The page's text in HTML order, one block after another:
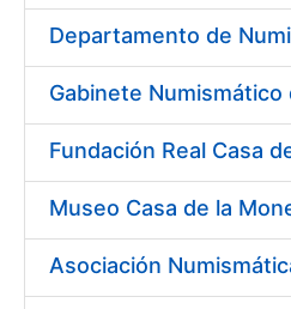
Museo Casa de la
Asociación